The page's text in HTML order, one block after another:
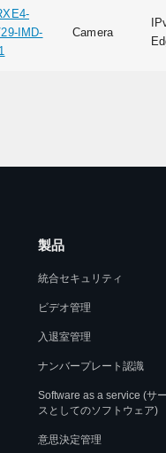
IMD-
Camera
製品
統合セキュリティ
ビデオ管理
入退室管理
ナンバープレート認識
Software as a service (サ
スとしてのソフトウェア)
意思決定管理